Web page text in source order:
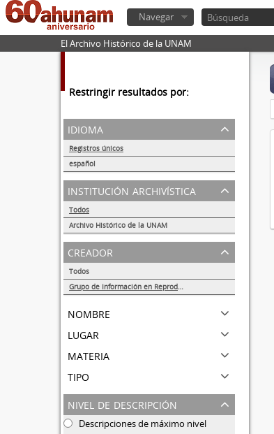
Navegar
El Archivo Histórico de la UNAM
Restringir resultados por:
idioma
Registros únicos
español
1
institución archivística
Todos
Archivo Histórico de la UNAM
1
creador
Todos
Grupo de Información en Reproducción Elegida (GIRE)
nombre
lugar
materia
tipo
nivel de descripción
Descripciones de máximo nivel